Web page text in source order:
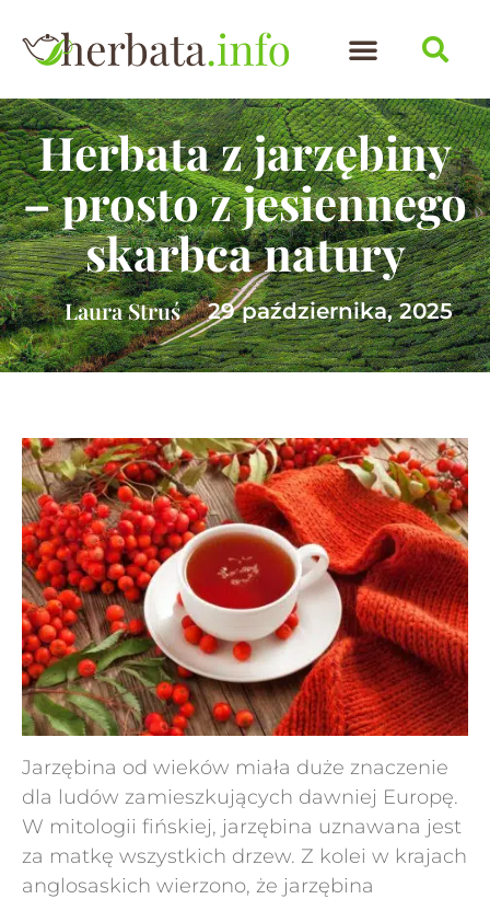
Herbata z jarzębiny
– prosto z jesiennego
skarbca natury
Laura Struś 29 października, 2025
Jarzębina od wieków miała duże znaczenie
dla ludów zamieszkujących dawniej Europę.
W mitologii fińskiej, jarzębina uznawana jest
za matkę wszystkich drzew. Z kolei w krajach
anglosaskich wierzono, że jarzębina